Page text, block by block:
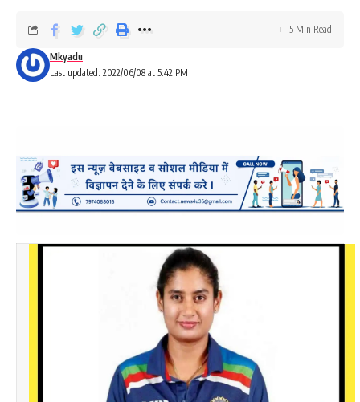
Last updated: 2022/06/08 at 5:42 PM
Mkyadu
5 Min Read